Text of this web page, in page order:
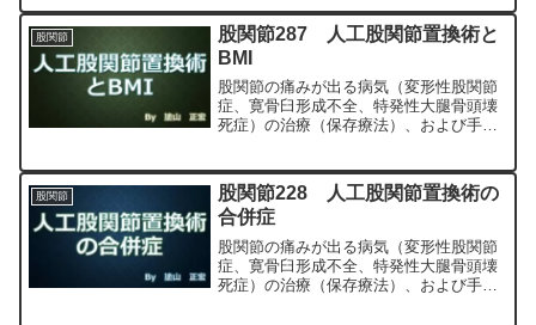
科専門医（人工関節手術を専門）の塗山
正宏が色々と説明します。
股関節
股関節287 人工股関節置換術と
BMI
股関節の痛みが出る病気（変形性股関節
症、寛骨臼形成不全、特発性大腿骨頭壊
死症）の治療（保存療法）、および手術
科専門医（人工関節手術を専門）の塗山
正宏が色々と説明します。
股関節
股関節228 人工股関節置換術の
合併症
股関節の痛みが出る病気（変形性股関節
症、寛骨臼形成不全、特発性大腿骨頭壊
死症）の治療（保存療法）、および手術